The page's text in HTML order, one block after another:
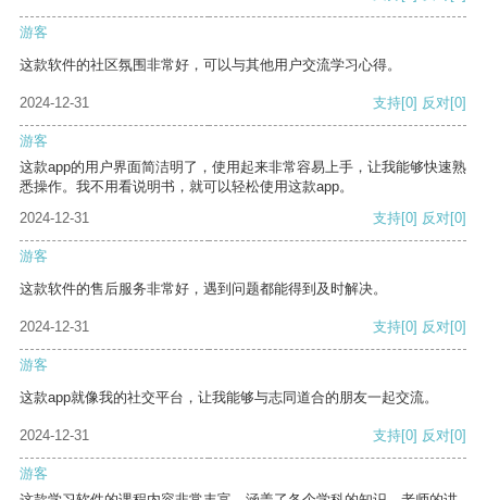
游客
这款软件的社区氛围非常好，可以与其他用户交流学习心得。
2024-12-31 支持[0] 反对[0]
游客
这款app的用户界面简洁明了，使用起来非常容易上手，让我能够快速熟
悉操作。我不用看说明书，就可以轻松使用这款app。
2024-12-31
支持[0] 反对[0]
游客
这款软件的售后服务非常好，遇到问题都能得到及时解决。
2024-12-31 支持[0] 反对[0]
游客
这款app就像我的社交平台，让我能够与志同道合的朋友一起交流。
2024-12-31 支持[0] 反对[0]
游客